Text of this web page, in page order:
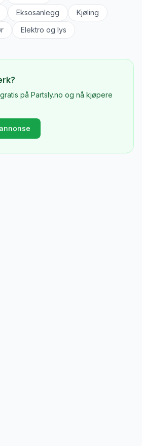
Eksosanlegg
Kjøling
Elektro og lys
?
på Partsly.no og nå kjøpere